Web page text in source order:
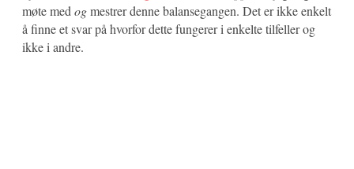
møte medogmestrer denne balansegangen. Det er ikke enkelt
å finne et svar på hvorfor dette fungerer i enkelte tilfeller og
ikke i andre.